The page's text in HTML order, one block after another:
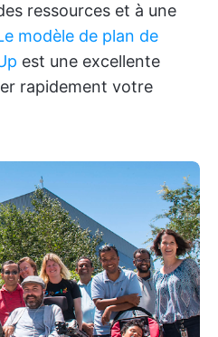
ressources et à une
modèle de plan de
est une excellente
rapidement votre